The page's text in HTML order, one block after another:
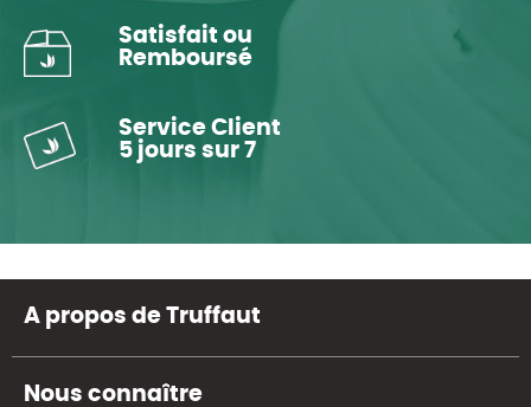
Satisfait ou
Remboursé
Service Client
5 jours sur 7
A propos de Truffaut
Nous connaître